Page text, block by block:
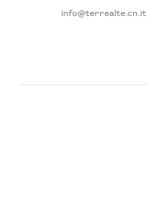
info@terrealte.cn.it